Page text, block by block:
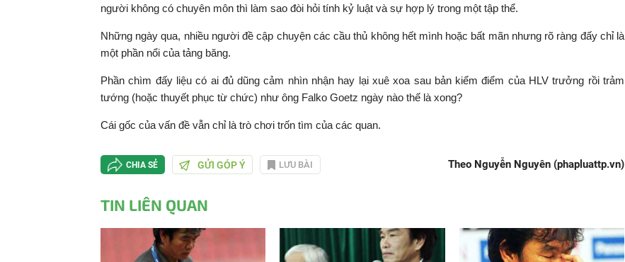
người không có chuyên môn thì làm sao đòi hỏi tính kỷ luật và sự hợp lý trong một tập thể.
Những ngày qua, nhiều người đề cập chuyện các cầu thủ không hết mình hoặc bất mãn nhưng rõ ràng đấy chỉ là
một phần nổi của tảng băng.
Phần chìm đấy liệu có ai đủ dũng cảm nhìn nhận hay lại xuê xoa sau bản kiểm điểm của HLV trưởng rồi trảm
tướng (hoặc thuyết phục từ chức) như ông Falko Goetz ngày nào thế là xong?
Cái gốc của vấn đề vẫn chỉ là trò chơi trốn tìm của các quan.
CHIA SẺ GỬI GÓP Ý LƯU BÀI Theo Nguyễn Nguyên (phapluattp.vn)
TIN LIÊN QUAN